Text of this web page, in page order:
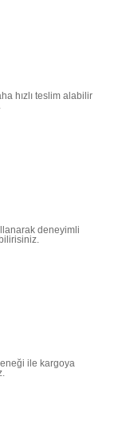
hızlı teslim alabilir
deneyimli
ile kargoya